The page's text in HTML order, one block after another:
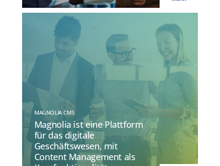
MAGNOLIA CMS
Magnolia ist eine Plattform
für das digitale
Geschäftswesen, mit
Content Management als